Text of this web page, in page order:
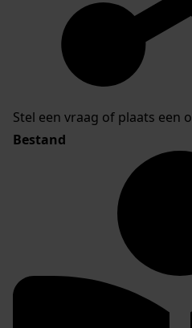
Stel een vraag of plaats een
Bestand